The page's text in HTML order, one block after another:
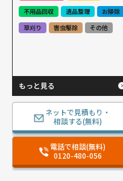
不用品回収
遺品整理
お掃除
草刈り
害虫駆除 その他
もっと見る
ネットで見積もり・
相談する(無料)
電話で相談(無料)
0120-480-056